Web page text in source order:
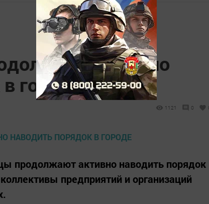
активно
городе
1121 0
продолжают активно наводить порядок
предприятий и организаций